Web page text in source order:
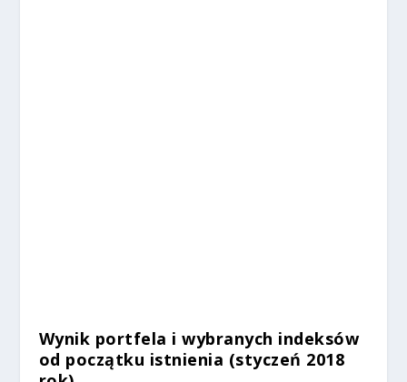
Wynik portfela i wybranych indeksów
od początku istnienia (styczeń 2018